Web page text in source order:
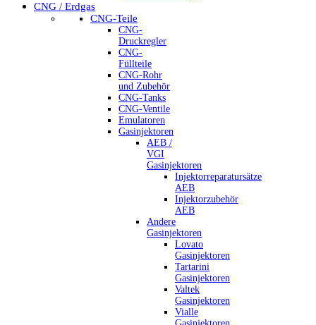
CNG / Erdgas
CNG-Teile
CNG-
Druckregler
CNG-
Füllteile
CNG-Rohr
und Zubehör
CNG-Tanks
CNG-Ventile
Emulatoren
Gasinjektoren
AEB /
VGI
Gasinjektoren
Injektorreparatursätze
AEB
Injektorzubehör
AEB
Andere
Gasinjektoren
Lovato
Gasinjektoren
Tartarini
Gasinjektoren
Valtek
Gasinjektoren
Vialle